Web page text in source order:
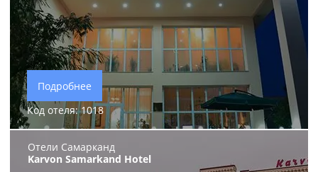
Подробнее
Код отеля: 1018
Отели Самарканд
Karvon Samarkand Hotel